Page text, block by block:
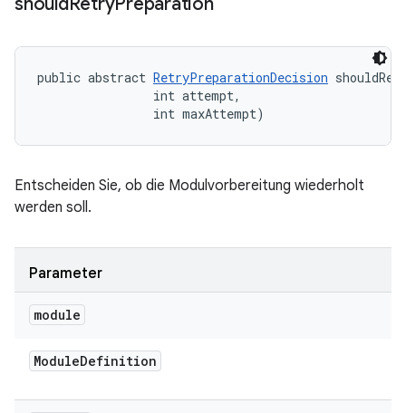
public abstract RetryPreparationDecision
                int attempt,
                int maxAttempt)
Entscheiden Sie, ob die Modulvorbereitung wiederholt
werden soll.
Parameter
module
ModuleDefinition